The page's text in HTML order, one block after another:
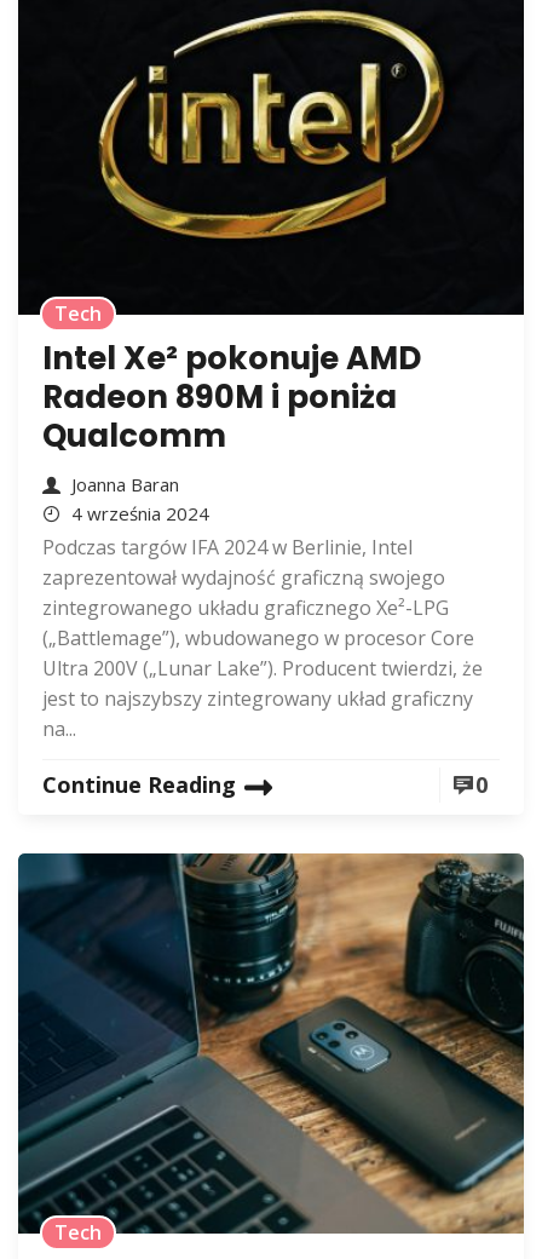
Tech
Intel Xe² pokonuje AMD
Radeon 890M i poniża
Qualcomm
Joanna Baran
4 września 2024
Podczas targów IFA 2024 w Berlinie, Intel
zaprezentował wydajność graficzną swojego
zintegrowanego układu graficznego Xe²-LPG
(„Battlemage”), wbudowanego w procesor Core
Ultra 200V („Lunar Lake”). Producent twierdzi, że
jest to najszybszy zintegrowany układ graficzny
na...
Continue Reading 0
Tech